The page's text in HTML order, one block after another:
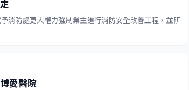
消防處更大權力強制業主進行消防安全改善工程，並研
愛醫院